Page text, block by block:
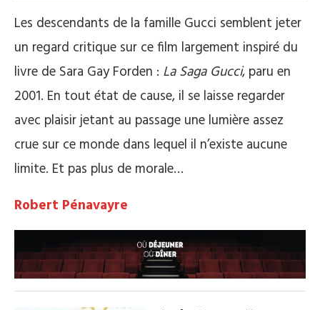
Les descendants de la famille Gucci semblent jeter
un regard critique sur ce film largement inspiré du
livre de Sara Gay Forden : La Saga Gucci, paru en
2001. En tout état de cause, il se laisse regarder
avec plaisir jetant au passage une lumière assez
crue sur ce monde dans lequel il n’existe aucune
limite. Et pas plus de morale…
Robert Pénavayre